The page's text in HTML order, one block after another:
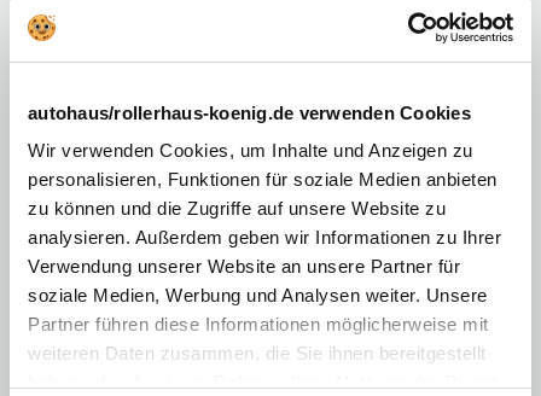
autohaus/rollerhaus-koenig.de verwenden Cookies
Wir verwenden Cookies, um Inhalte und Anzeigen zu
personalisieren, Funktionen für soziale Medien anbieten
zu können und die Zugriffe auf unsere Website zu
analysieren. Außerdem geben wir Informationen zu Ihrer
Verwendung unserer Website an unsere Partner für
soziale Medien, Werbung und Analysen weiter. Unsere
Partner führen diese Informationen möglicherweise mit
weiteren Daten zusammen, die Sie ihnen bereitgestellt
360° Monitor
Sitzventilation vorn
Lenkrad – Maztex mit Ziernaht, mit Lenkradheizung
Elektrische Fensterheber, vorne und hinten, mit
Komfortfunktion
Außenspiegel in Wagenfarbe, beheizt, elektrisch
einstell-/anklappbar mit Memory-Funktion und
integrierten LED-Seitenblinkern
Innenspiegel automatisch abblendend